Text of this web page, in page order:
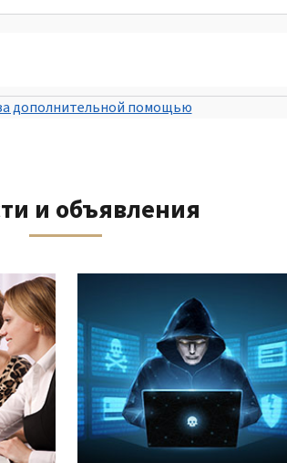
дополнительной помощью
и объявления